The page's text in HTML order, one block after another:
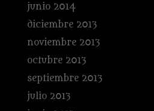
junio 2014
diciembre 2013
noviembre 2013
octubre 2013
septiembre 2013
julio 2013